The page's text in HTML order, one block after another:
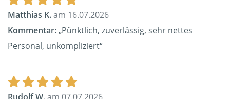
Matthias K.am 16.07.2026
Kommentar:„Pünktlich, zuverlässig, sehr nettes
Personal, unkompliziert“